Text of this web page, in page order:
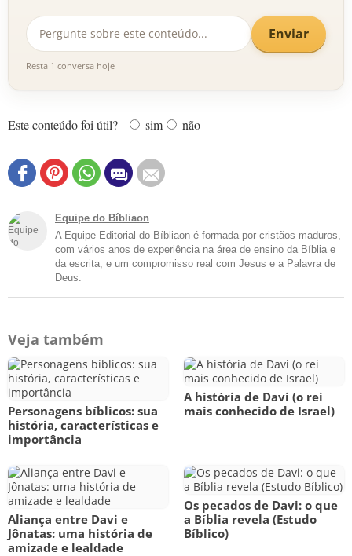
Enviar
Resta 1 conversa hoje
Este conteúdo foi útil? sim não
Equipe do Bíbliaon
A Equipe Editorial do Bíbliaon é formada por cristãos maduros,
com vários anos de experiência na área de ensino da Bíblia e
da escrita, e um compromisso real com Jesus e a Palavra de
Deus.
Veja também
Personagens bíblicos: sua
história, características e
importância
A história de Davi (o rei
mais conhecido de Israel)
Aliança entre Davi e
Jônatas: uma história de
amizade e lealdade
Os pecados de Davi: o que
a Bíblia revela (Estudo
Bíblico)